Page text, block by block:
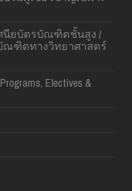
นียบัตรบัณฑิตชั้นสูง /
ณฑิตทางวิทยาศาสตร์
Electives &